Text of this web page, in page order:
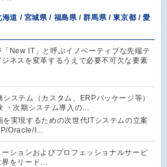
海道 / 宮城県 / 福島県 / 群馬県 / 東京都 / 愛
New IT」と呼ぶイノベーティブな先端テ
ネスを変革するうえで必要不可欠な要素
システム（カスタム、ERPパッケージ等）
・次期システム導入の…
を実現するための次世代ITシステムの立案
Oracle/I…
ションおよびプロフェッショナルサービ
界をリード…